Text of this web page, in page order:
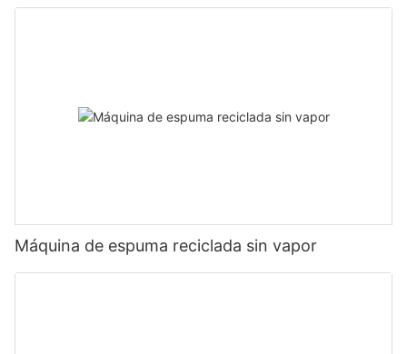
Máquina de espuma reciclada sin vapor